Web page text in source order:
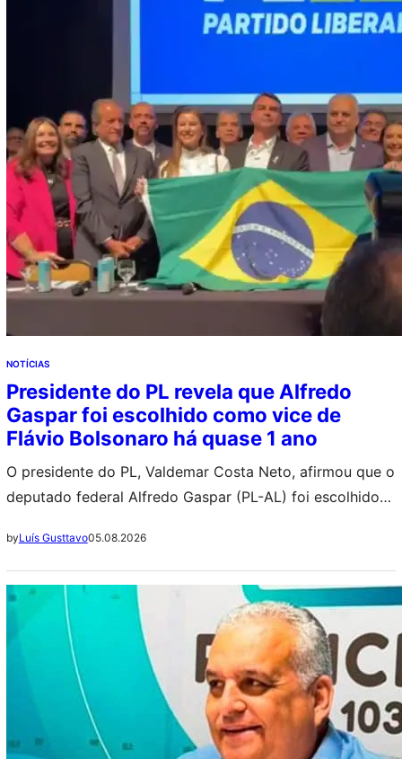
discursar após o anúncio, o político afirmou que…
NOTÍCIAS
Presidente do PL revela que Alfredo
Gaspar foi escolhido como vice de
Flávio Bolsonaro há quase 1 ano
O presidente do PL, Valdemar Costa Neto, afirmou que o
deputado federal Alfredo Gaspar (PL-AL) foi escolhido
(PL-RJ) cerca de 6 meses antes do anúncio oficial. ++
Jovem fica paralisada após ingerir bebida supostamente
adulterada em boate A declaração indica que a decisão
foi tomada com antecedência…
byLuís Gusttavo05.08.2026